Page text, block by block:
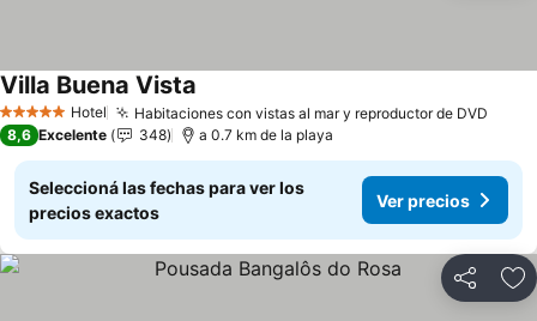
5 Estrellas Hotel Habitaciones con vistas al mar y reproductor de DVD
Villa Buena Vista
8,6 Excelente 348 a 0.7 km de la playa
Seleccioná las fechas para ver los
precios exactos
Ver precios
Compartir